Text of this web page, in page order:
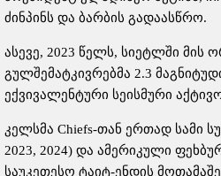
ძინპინს და ბარბის გადაასწრო.
ასევე, 2023 წელს, სიეტლში მის
გულშემატკივრებმა 2.3
ექვივალენტური სეისმური
კელსმა Chiefs-თან ერთად სამი
2023, 2024) და ამერიკული
საუკეთესო ტაიტ-ენდის